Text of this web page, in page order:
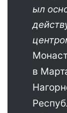
ыл
в